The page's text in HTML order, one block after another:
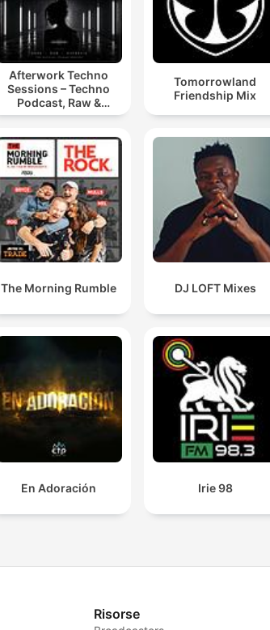
Afterwork Techno
Sessions – Techno
Podcast, Raw &
Hypnotic Techno
Tomorrowland
Friendship Mix
The Morning Rumble DJ LOFT Mixes
En Adoración Irie 98
Risorse